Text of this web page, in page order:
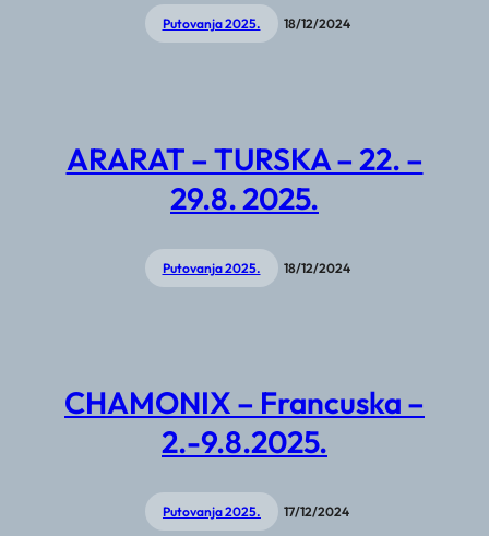
Putovanja 2025. 18/12/2024
ARARAT – TURSKA – 22. –
29.8. 2025.
Putovanja 2025. 18/12/2024
CHAMONIX – Francuska –
2.-9.8.2025.
Putovanja 2025. 17/12/2024